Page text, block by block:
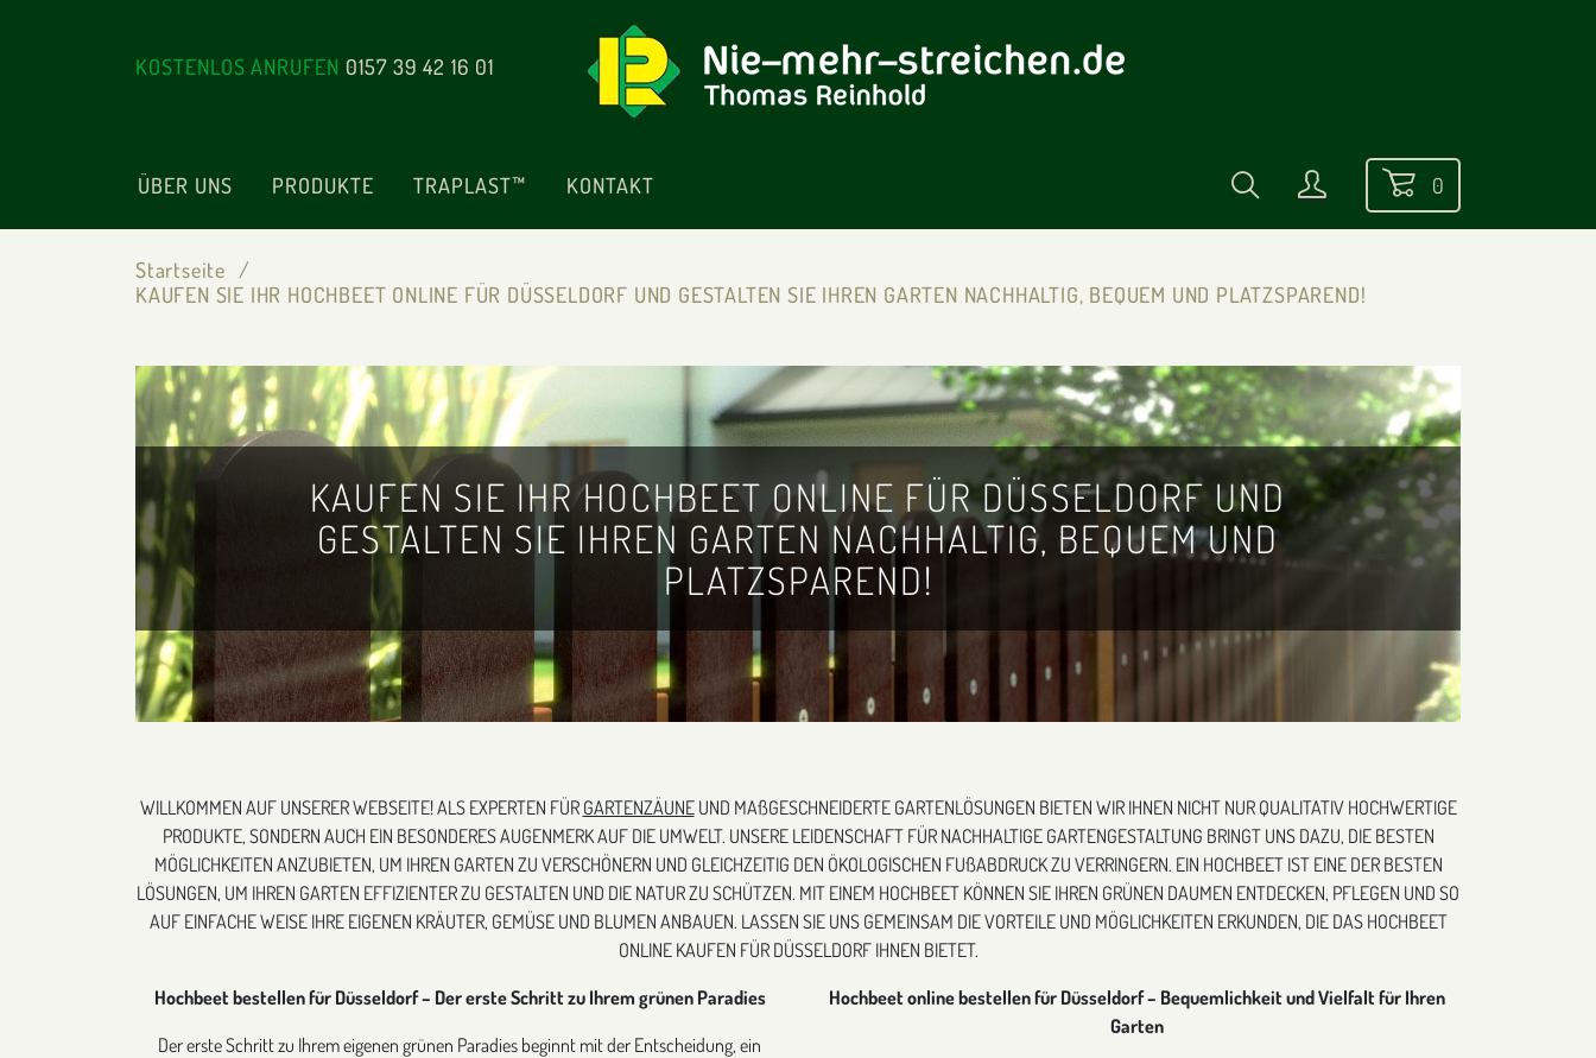
KOSTENLOS ANRUFEN 0157 39 42 16 01
ÜBER UNS PRODUKTE TRAPLAST™ KONTAKT 0
Startseite
KAUFEN SIE IHR HOCHBEET ONLINE FÜR DÜSSELDORF UND GESTALTEN SIE IHREN GARTEN NACHHALTIG, BEQUEM UND PLATZSPAREND!
KAUFEN SIE IHR HOCHBEET ONLINE FÜR DÜSSELDORF UND
GESTALTEN SIE IHREN GARTEN NACHHALTIG, BEQUEM UND
PLATZSPAREND!
WILLKOMMEN AUF UNSERER WEBSEITE! ALS EXPERTEN FÜR GARTENZÄUNEUND MAßGESCHNEIDERTE GARTENLÖSUNGEN BIETEN WIR IHNEN NICHT NUR QUALITATIV HOCHWERTIGE
PRODUKTE, SONDERN AUCH EIN BESONDERES AUGENMERK AUF DIE UMWELT. UNSERE LEIDENSCHAFT FÜR NACHHALTIGE GARTENGESTALTUNG BRINGT UNS DAZU, DIE BESTEN
MÖGLICHKEITEN ANZUBIETEN, UM IHREN GARTEN ZU VERSCHÖNERN UND GLEICHZEITIG DEN ÖKOLOGISCHEN FUßABDRUCK ZU VERRINGERN. EIN HOCHBEET IST EINE DER BESTEN
LÖSUNGEN, UM IHREN GARTEN EFFIZIENTER ZU GESTALTEN UND DIE NATUR ZU SCHÜTZEN. MIT EINEM HOCHBEET KÖNNEN SIE IHREN GRÜNEN DAUMEN ENTDECKEN, PFLEGEN UND SO
AUF EINFACHE WEISE IHRE EIGENEN KRÄUTER, GEMÜSE UND BLUMEN ANBAUEN. LASSEN SIE UNS GEMEINSAM DIE VORTEILE UND MÖGLICHKEITEN ERKUNDEN, DIE DAS HOCHBEET
ONLINE KAUFEN FÜR DÜSSELDORF IHNEN BIETET.
Hochbeet bestellen für Düsseldorf – Der erste Schritt zu Ihrem grünen Paradies
Der erste Schritt zu Ihrem eigenen grünen Paradies beginnt mit der Entscheidung, ein
Hochbeet online bestellen für Düsseldorf – Bequemlichkeit und Vielfalt für Ihren
Garten